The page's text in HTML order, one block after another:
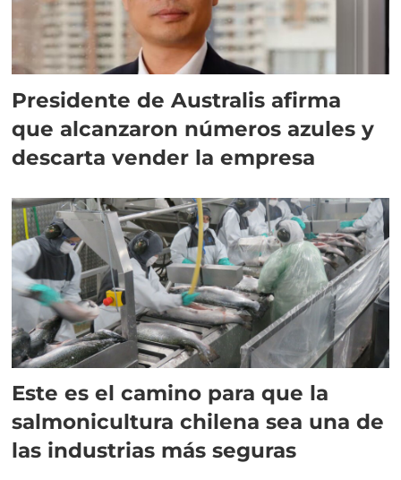
Presidente de Australis afirma
que alcanzaron números azules y
descarta vender la empresa
Este es el camino para que la
salmonicultura chilena sea una de
las industrias más seguras